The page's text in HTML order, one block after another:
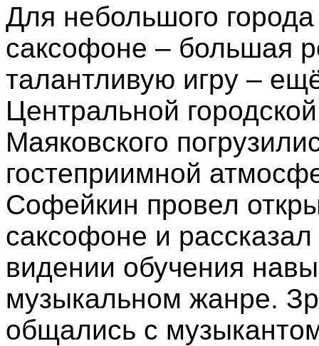
Для небольшого
саксофоне – большая
талантливую игру –
Центральной
Маяковского
гостеприимной
Софейкин провел
саксофоне и
видении обучения
музыкальном жанре.
общались с